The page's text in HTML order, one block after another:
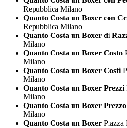
Repubblica Milano
Quanto Costa un Boxer con
Repubblica Milano
Quanto Costa un Boxer di
Milano
Quanto Costa un Boxer Costo
Milano
Quanto Costa un Boxer Costi
Milano
Quanto Costa un Boxer Prezzi
Milano
Quanto Costa un Boxer Prezzo
Milano
Quanto Costa un Boxer Piazza